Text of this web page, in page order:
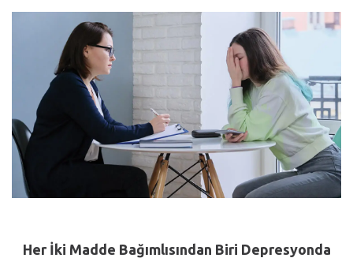
Her İki Madde Bağımlısından Biri Depresyonda